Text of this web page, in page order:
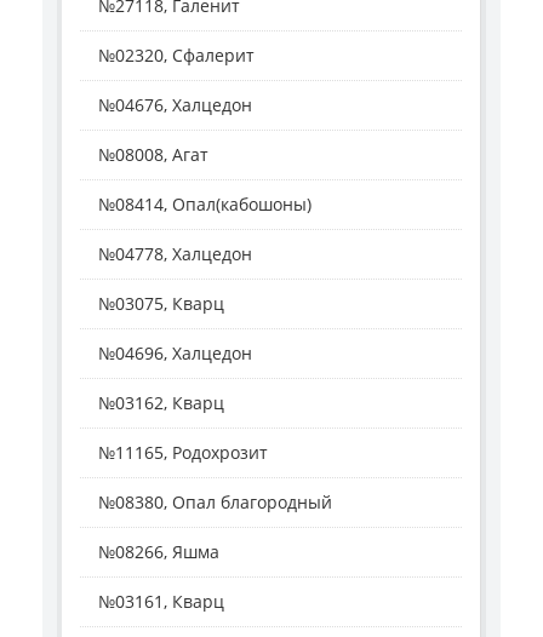
№27118, Галенит
№02320, Сфалерит
№04676, Халцедон
№08008, Агат
№08414, Опал(кабошоны)
№04778, Халцедон
№03075, Кварц
№04696, Халцедон
№03162, Кварц
№11165, Родохрозит
№08380, Опал благородный
№08266, Яшма
№03161, Кварц